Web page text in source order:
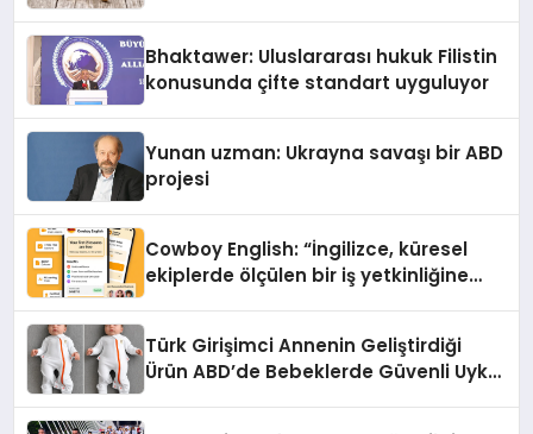
Bhaktawer: Uluslararası hukuk Filistin
konusunda çifte standart uyguluyor
Yunan uzman: Ukrayna savaşı bir ABD
projesi
Cowboy English: “İngilizce, küresel
ekiplerde ölçülen bir iş yetkinliğine
Türk Girişimci Annenin Geliştirdiği
Ürün ABD’de Bebeklerde Güvenli Uyku